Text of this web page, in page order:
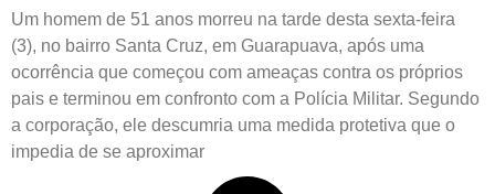
Um homem de 51 anos morreu na tarde desta sexta-feira
(3), no bairro Santa Cruz, em Guarapuava, após uma
ocorrência que começou com ameaças contra os próprios
pais e terminou em confronto com a Polícia Militar. Segundo
a corporação, ele descumria uma medida protetiva que o
impedia de se aproximar